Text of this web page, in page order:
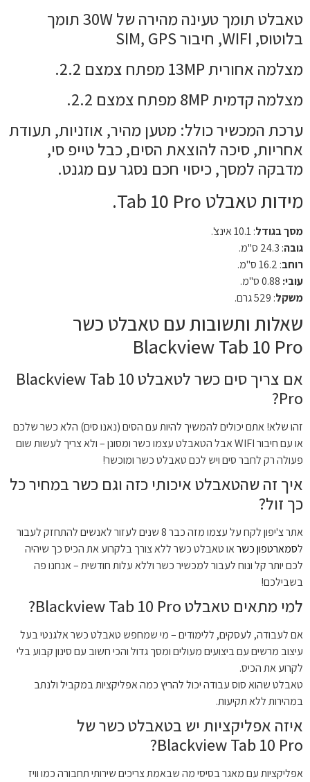
טאבלט תומך טעינה מהירה של 30W תומך
בלוטוס, WIFI, חיבור SIM, GPS
מצלמה אחורית 13MP מפתח צמצם 2.2.
מצלמה קדמית 8MP מפתח צמצם 2.2.
ערכת המכשיר כולל: מטען מהיר, אוזניות, תעודת
אחריות, סיכה להוצאת הסים, כבל טייפ סי,
מדבקה למסך, כיסוי חכם נסגר עם מגנט.
מידות טאבלט Tab 10 Pro.
מסך בגודל: 10.1 אינצ'.
גובה: 24.3 ס"מ.
רוחב: 16.2 ס"מ.
עובי:
משקל: 529 גרם.
שאלות ותשובות עם טאבלט כשר
Blackview Tab 10 Pro
אם צריך סים כשר לטאבלט Blackview Tab 10
Pro?
זהו שלא! אתם יכולים להמשיך להיות עם הסים (נאנו סים) הלא כשר שלכם
או עם חיבור WIFI אבל הטאבלט עצמו כשר ומסונן – ולא צריך לעשות שום
פעולה רק לחבר סים ויש לכם טאבלט כשר ומוכשר!
איך זה שהטאבלט איכותי כזה וגם כשר במחיר כל
כך זול?
אתר צ'יפון לקח על עצמו מזה כבר 8 שנים לעזור לאנשים להתחזק לעבור
לסמארטפון כשראו טאבלט כשר ללא צורך בלקרוע את הכיס כך שיהיה
לכם יותר קל ונוח לעבור למכשיר כשר וללא עלות חודשית – אנחנו פה
בשבילכם!
למי מתאים טאבלט Blackview Tab 10 Pro?
אם לעבודה, לעסקים, ללימודים – מי שמחפש טאבלט כשר אלגנטי בעל
עיצוב מרשים עם ביצועים מעולים ומסך גדול והכי חשוב עם סינון קבוע בלי
לקרוע את הכיס.
טאבלט שהוא סוס עבודה יכול להריץ כמה אפליקציות במקביל ולנתב
במהירות ללא תקיעות.
איזה אפליקציות יש בטאבלט כשר של
Blackview Tab 10 Pro?
אפליקציות עם מאגר בסיסי מה שבאמת צריכים שירותי תחבורה כמו וויז